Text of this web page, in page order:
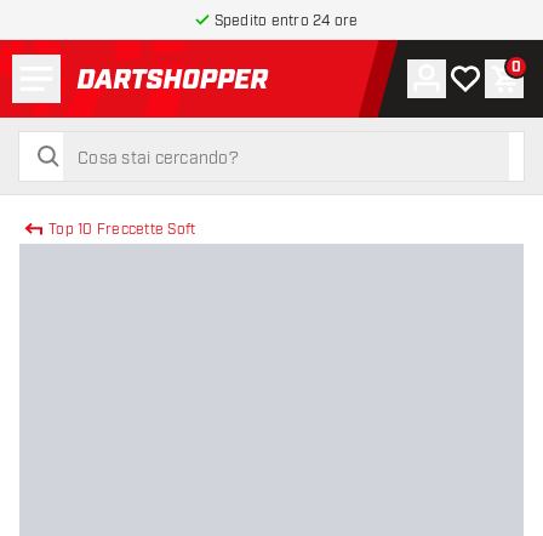
Spedito entro 24 ore
torna alla home page
cerca
cerca
Account
La mia0
Top 10 Freccette Soft